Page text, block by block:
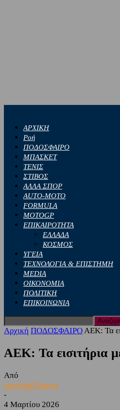
ΑΡΧΙΚΗ
Ροή
ΠΟΔΟΣΦΑΙΡΟ
ΜΠΑΣΚΕΤ
ΤΕΝΙΣ
ΣΤΙΒΟΣ
ΑΛΛΑ ΣΠΟΡ
AUTO-MOTO
FORMULA
MOTOGP
ΕΠΙΚΑΙΡΟΤΗΤΑ
ΕΛΛΑΔΑ
ΚΟΣΜΟΣ
ΥΓΕΙΑ
ΤΕΧΝΟΛΟΓΙΑ & ΕΠΙΣΤΗΜΗ
MEDIA
ΟΙΚΟΝΟΜΙΑ
ΠΟΛΙΤΙΚΗ
ΕΠΙΚΟΙΝΩΝΙΑ
Αρχική ΠΟΔΟΣΦΑΙΡΟΑΕΚ: Τα
ΑΕΚ: Τα εισιτήρια
Από
sporting24news
-
4 Μαρτίου 2026